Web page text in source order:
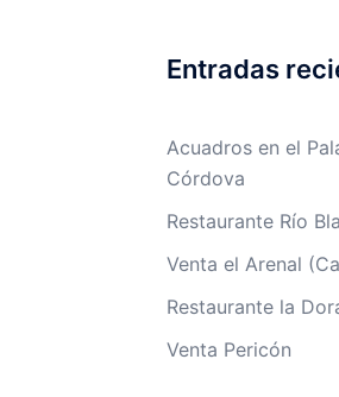
Entradas
Acuadros en el
Córdova
Restaurante Río
Venta el Arenal
Restaurante la
Venta Pericón